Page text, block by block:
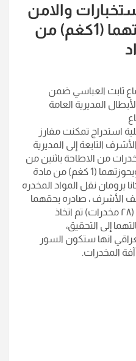
والامن
تطيح بتاجرين بحوزتهما (1كغم) من
ثابت العباسي ضمن
المديرية العامة
استدراج تمكنت مفارز
التابعة إلى المديرية
من الاطاحة باثنين من
تجار ومروجي المواد المخدرات وبحوزتهما (1 كغم) من مادة
يرومان نقل المواد المخدره
الأشرف ، صادره بحقهما
مذكرتا قبض وفق احكام المادة (٢٨ مخدرات) تم اتخاذ
إلى التحقيق،
انها ستكون السور
المخدرات.